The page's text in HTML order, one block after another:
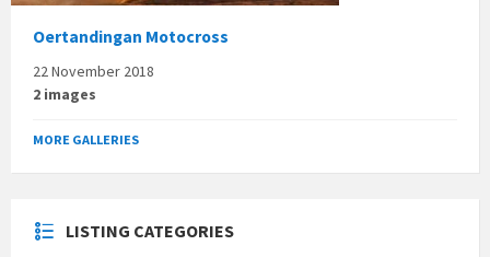
Oertandingan Motocross
22 November 2018
2 images
MORE GALLERIES
LISTING CATEGORIES